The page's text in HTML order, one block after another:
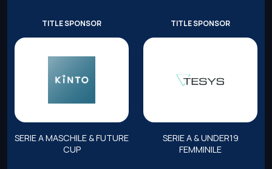
TITLE SPONSOR
SERIE A MASCHILE & FUTURE
CUP
TITLE SPONSOR
SERIE A & UNDER19
FEMMINILE